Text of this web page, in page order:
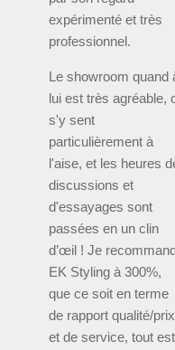
expérimenté et très
professionnel.
Le showroom quand
lui est très agréable,
s'y sent
particulièrement à
l'aise, et les heures
discussions et
d'essayages sont
passées en un clin
d’œil ! Je
EK Styling à 300%,
que ce soit en terme
de rapport qualité/prix
et de service, tout est